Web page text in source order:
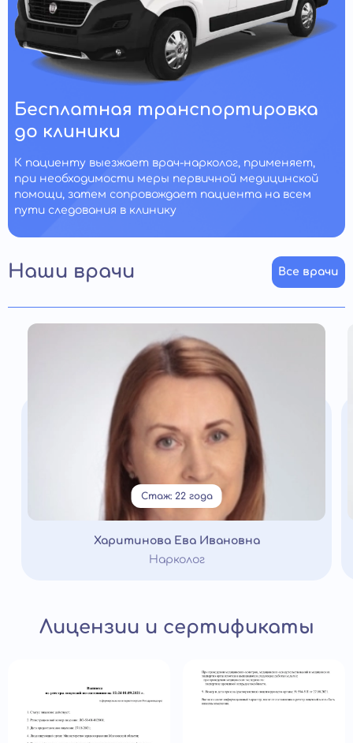
Бесплатная транспортировка
до клиники
К пациенту выезжает врач-нарколог, применяет,
при необходимости меры первичной медицинской
помощи, затем сопровождает пациента на всем
пути следования в клинику
Наши врачи Все врачи
Стаж: 22 года
Харитинова Ева Ивановна
Нарколог
Лицензии и сертификаты